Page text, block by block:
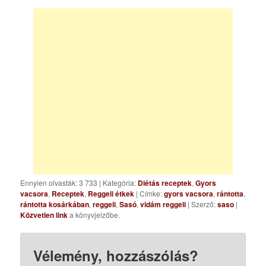
Ennyien olvasták: 3 733 | Kategória: Diétás receptek,Gyors
vacsora, Receptek, Reggeli étkek | Címke:gyors vacsora,rántotta,
rántotta kosárkában,reggeli,Sasó,vidám reggeli | Szerző:saso |
Közvetlen linka könyvjelzőbe.
Vélemény, hozzászólás?